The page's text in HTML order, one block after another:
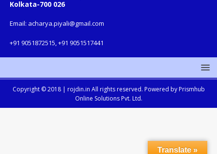
Kolkata-700 026
Email: acharya.piyali@gmail.com
+91 9051872515, +91 9051517441
Copyright © 2018 | rojdin.in All rights reserved. Powered by Prismhub
Online Solutions Pvt. Ltd.
Translate »